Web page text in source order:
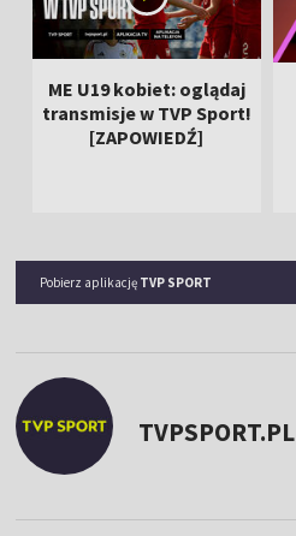
ME U19 kobiet: oglądaj
transmisje w TVP Sport!
[ZAPOWIEDŹ]
Pobierz aplikację TVP SPORT
TVPSPORT.PL